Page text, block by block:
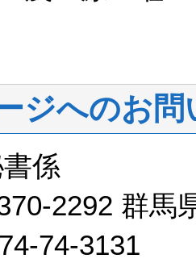
ジへのお問
係
2292 群馬
74-3131